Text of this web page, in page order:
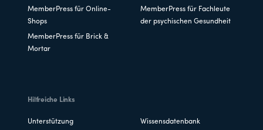
MemberPress für Online-
Shops
MemberPress für Fachleute
der psychischen Gesundheit
MemberPress für Brick &
Mortar
Hilfreiche Links
Unterstützung Wissensdatenbank